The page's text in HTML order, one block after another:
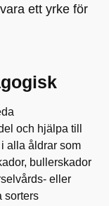
ett yrke för
och hjälpa till
alla åldrar som
bullerskador
eller
sorters